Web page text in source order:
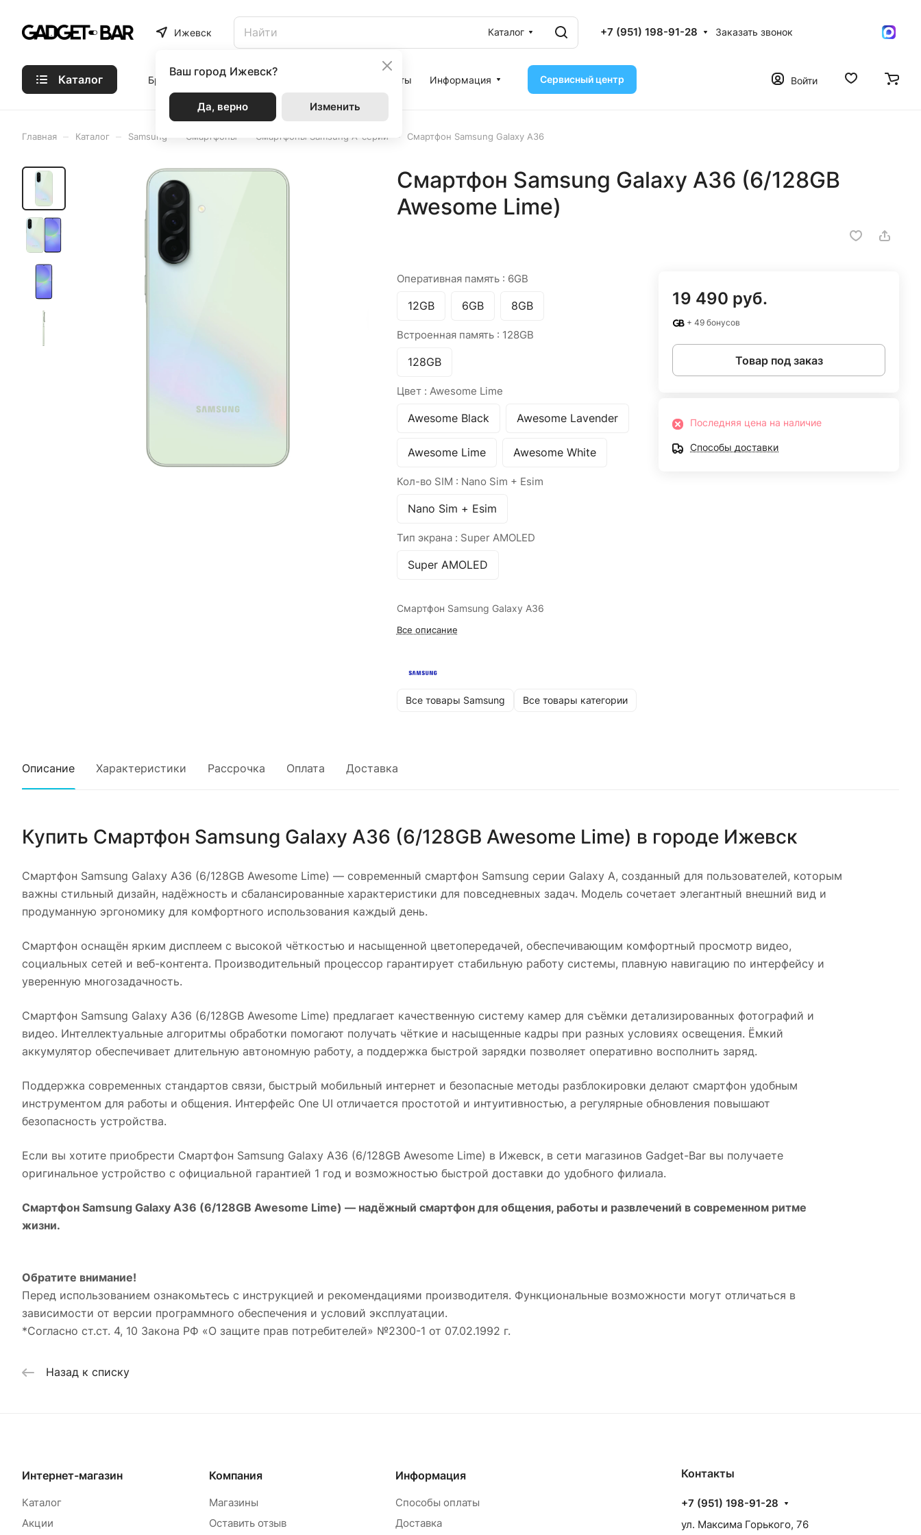
Ижевск
Ваш город Ижевск?
Да, верно Изменить
Каталог +7 (951) 198-91-28 Заказать звонок
Каталог Бренды Статьи Акции Контакты Информация Сервисный центр Войти
Главная Каталог Samsung Смартфоны Смартфоны Samsung A-серии – Смартфон Samsung Galaxy A36
Смартфон Samsung Galaxy A36 (6/128GB
Awesome Lime)
Оперативная память : 6GB
12GB 6GB 8GB
Встроенная память : 128GB
128GB
Цвет : Awesome Lime
Awesome Black Awesome Lavender
Awesome Lime Awesome White
Кол-во SIM : Nano Sim + Esim
Nano Sim + Esim
Тип экрана : Super AMOLED
Super AMOLED
Смартфон Samsung Galaxy A36
Все описание
Все товары Samsung Все товары категории
19 490 руб.
+ 49 бонусов
Товар под заказ
Последняя цена на наличие
Способы доставки
Описание Характеристики Рассрочка Оплата Доставка
Купить Смартфон Samsung Galaxy A36 (6/128GB Awesome Lime) в городе Ижевск
Смартфон Samsung Galaxy A36 (6/128GB Awesome Lime) — современный смартфон Samsung серии Galaxy A, созданный для пользователей, которым
важны стильный дизайн, надёжность и сбалансированные характеристики для повседневных задач. Модель сочетает элегантный внешний вид и
продуманную эргономику для комфортного использования каждый день.
Смартфон оснащён ярким дисплеем с высокой чёткостью и насыщенной цветопередачей, обеспечивающим комфортный просмотр видео,
социальных сетей и веб-контента. Производительный процессор гарантирует стабильную работу системы, плавную навигацию по интерфейсу и
уверенную многозадачность.
Смартфон Samsung Galaxy A36 (6/128GB Awesome Lime) предлагает качественную систему камер для съёмки детализированных фотографий и
видео. Интеллектуальные алгоритмы обработки помогают получать чёткие и насыщенные кадры при разных условиях освещения. Ёмкий
аккумулятор обеспечивает длительную автономную работу, а поддержка быстрой зарядки позволяет оперативно восполнить заряд.
Поддержка современных стандартов связи, быстрый мобильный интернет и безопасные методы разблокировки делают смартфон удобным
инструментом для работы и общения. Интерфейс One UI отличается простотой и интуитивностью, а регулярные обновления повышают
безопасность устройства.
Если вы хотите приобрести Смартфон Samsung Galaxy A36 (6/128GB Awesome Lime) в Ижевск, в сети магазинов Gadget-Bar вы получаете
оригинальное устройство с официальной гарантией 1 год и возможностью быстрой доставки до удобного филиала.
Смартфон Samsung Galaxy A36 (6/128GB Awesome Lime) — надёжный смартфон для общения, работы и развлечений в современном ритме
жизни.
Обратите внимание!
Перед использованием ознакомьтесь с инструкцией и рекомендациями производителя. Функциональные возможности могут отличаться в
зависимости от версии программного обеспечения и условий эксплуатации.
*Согласно ст.ст. 4, 10 Закона РФ «О защите прав потребителей» №2300-1 от 07.02.1992 г.
Назад к списку
Интернет-магазин
Каталог
Акции
Компания
Магазины
Оставить отзыв
Информация
Способы оплаты
Доставка
Контакты
+7 (951) 198-91-28
ул. Максима Горького, 76